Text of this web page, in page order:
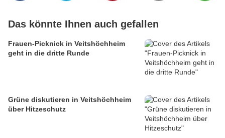
Das könnte Ihnen auch gefallen
Frauen-Picknick in Veitshöchheim
geht in die dritte Runde
Grüne diskutieren in Veitshöchheim
über Hitzeschutz